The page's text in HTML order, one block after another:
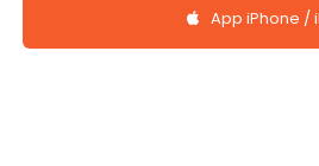
App iPhone /